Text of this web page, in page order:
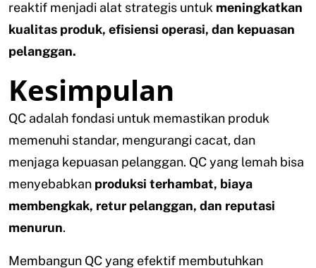
reaktif menjadi alat strategis untuk meningkatkan
kualitas produk, efisiensi operasi, dan kepuasan
pelanggan.
Kesimpulan
QC adalah fondasi untuk memastikan produk
memenuhi standar, mengurangi cacat, dan
menjaga kepuasan pelanggan. QC yang lemah bisa
menyebabkan produksi terhambat, biaya
membengkak, retur pelanggan, dan reputasi
menurun.
Membangun QC yang efektif membutuhkan